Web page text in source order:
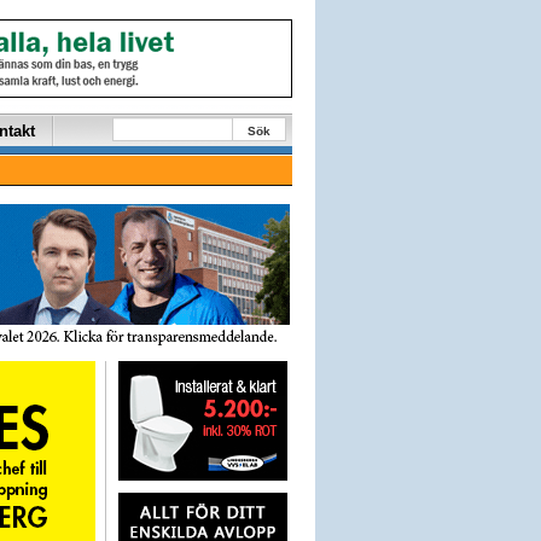
Sök